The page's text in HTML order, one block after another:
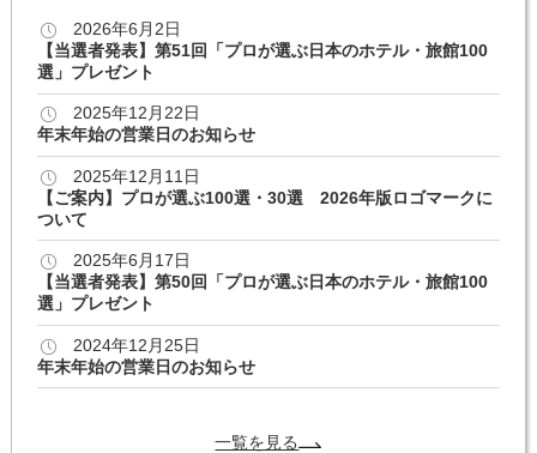
2026年6月2日
【当選者発表】第51回「プロが選ぶ日本のホテル・旅館100
選」プレゼント
2025年12月22日
年末年始の営業日のお知らせ
2025年12月11日
【ご案内】プロが選ぶ100選・30選 2026年版ロゴマークに
ついて
2025年6月17日
【当選者発表】第50回「プロが選ぶ日本のホテル・旅館100
選」プレゼント
2024年12月25日
年末年始の営業日のお知らせ
一覧を見る